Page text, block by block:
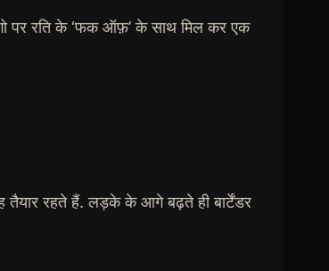
पर रति के ‘फक ऑफ़’ के साथ मिल कर एक
तैयार रहते हैं. लड़के के आगे बढ़ते ही बार्टेंडर